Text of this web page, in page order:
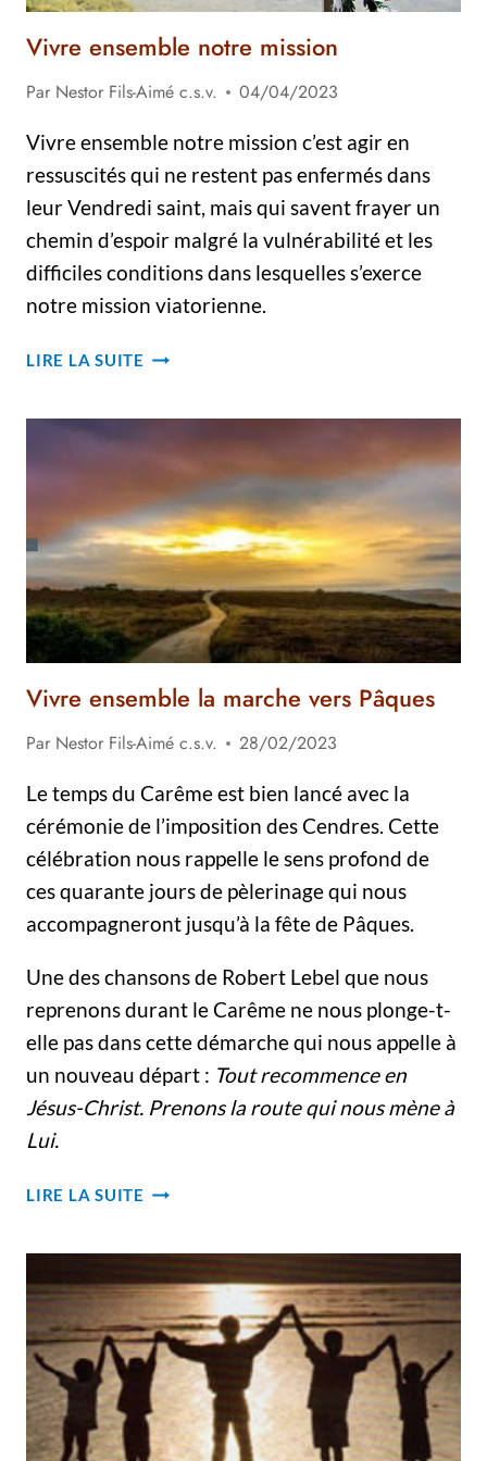
Vivre ensemble notre mission
Par Nestor Fils-Aimé c.s.v.
04/04/2023
Vivre ensemble notre mission c’est agir en
ressuscités qui ne restent pas enfermés dans
leur Vendredi saint, mais qui savent frayer un
chemin d’espoir malgré la vulnérabilité et les
difficiles conditions dans lesquelles s’exerce
notre mission viatorienne.
LIRE LA SUITE VIVRE
Vivre ensemble la marche vers Pâques
Par Nestor Fils-Aimé c.s.v.
28/02/2023
Le temps du Carême est bien lancé avec la
cérémonie de l’imposition des Cendres. Cette
célébration nous rappelle le sens profond de
ces quarante jours de pèlerinage qui nous
accompagneront jusqu’à la fête de Pâques.
Une des chansons de Robert Lebel que nous
reprenons durant le Carême ne nous plonge-t-
elle pas dans cette démarche qui nous appelle à
un nouveau départ : Tout recommence en
Jésus-Christ. Prenons la route qui nous mène à
Lui.
LIRE LA SUITE VIVRE
MARCHE
VERS
PÂQUES